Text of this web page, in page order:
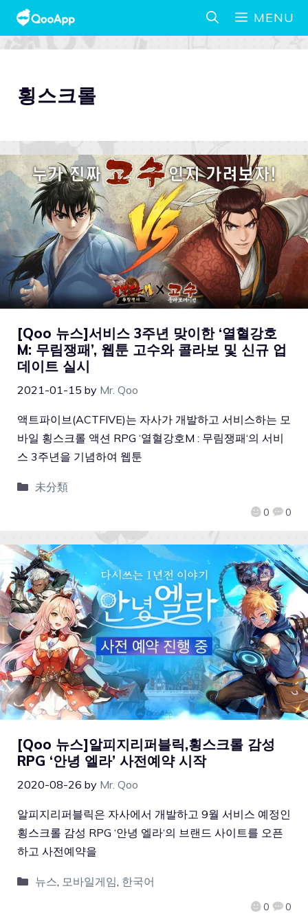
MENU
횡스크롤
[Qoo 뉴스]서비스 3주년 맞이한 ‘열혈강호
M: 무림쟁패’, 웹툰 고수와 콜라보 및 신규 업
데이트 실시
2021-01-15 by Mr. Qoo
0 0
액트파이브(ACTFIVE)는 자사가 개발하고 서비스하는 모
바일 횡스크롤 액션 RPG ‘열혈강호M : 무림쟁패‘의 서비
스 3주년을 기념하여 웹툰
未分類
[Qoo 뉴스]알피지리퍼블릭,횡스크롤 감성
RPG ‘안녕 엘라’ 사전예약 시작
2020-08-26 by Mr. Qoo
0 0
알피지리퍼블릭은 자사에서 개발하고 9월 서비스 예정인
횡스크롤 감성 RPG ‘안녕 엘라‘의 브랜드 사이트를 오픈
하고 사전예약을
뉴스, 모바일게임, 한국어